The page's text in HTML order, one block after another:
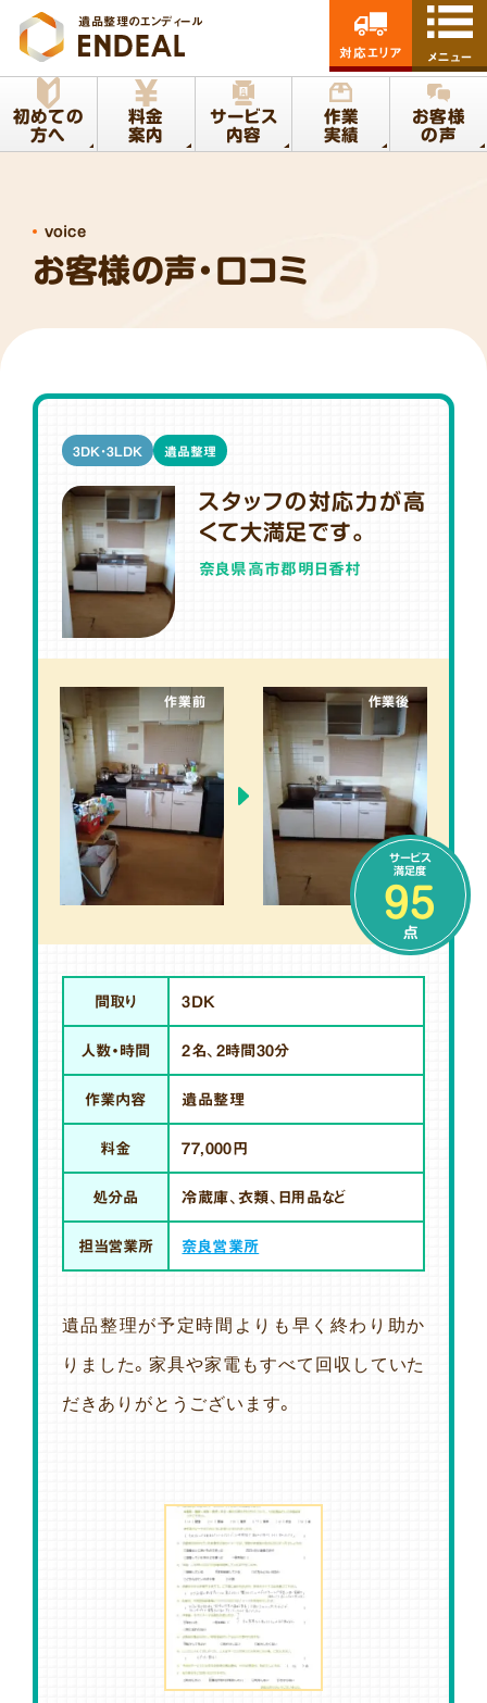
遺品整理のエンディール
初めての
方へ
料金
案内
サービス
内容
作業
実績
お客様
の声
対応エリア メニュー
お客様の声・口コミ
voice
スタッフの対応力が高
くて大満足です。
奈良県高市郡明日香村
3DK・3LDK 遺品整理
作業前 作業後
サービス
満足度
95
点
間取り 3DK
人数・時間 2名、2時間30分
作業内容 遺品整理
料金 77,000円
処分品 冷蔵庫、衣類、日用品など
担当営業所 奈良営業所
遺品整理が予定時間よりも早く終わり助か
りました。家具や家電もすべて回収していた
だきありがとうございます。